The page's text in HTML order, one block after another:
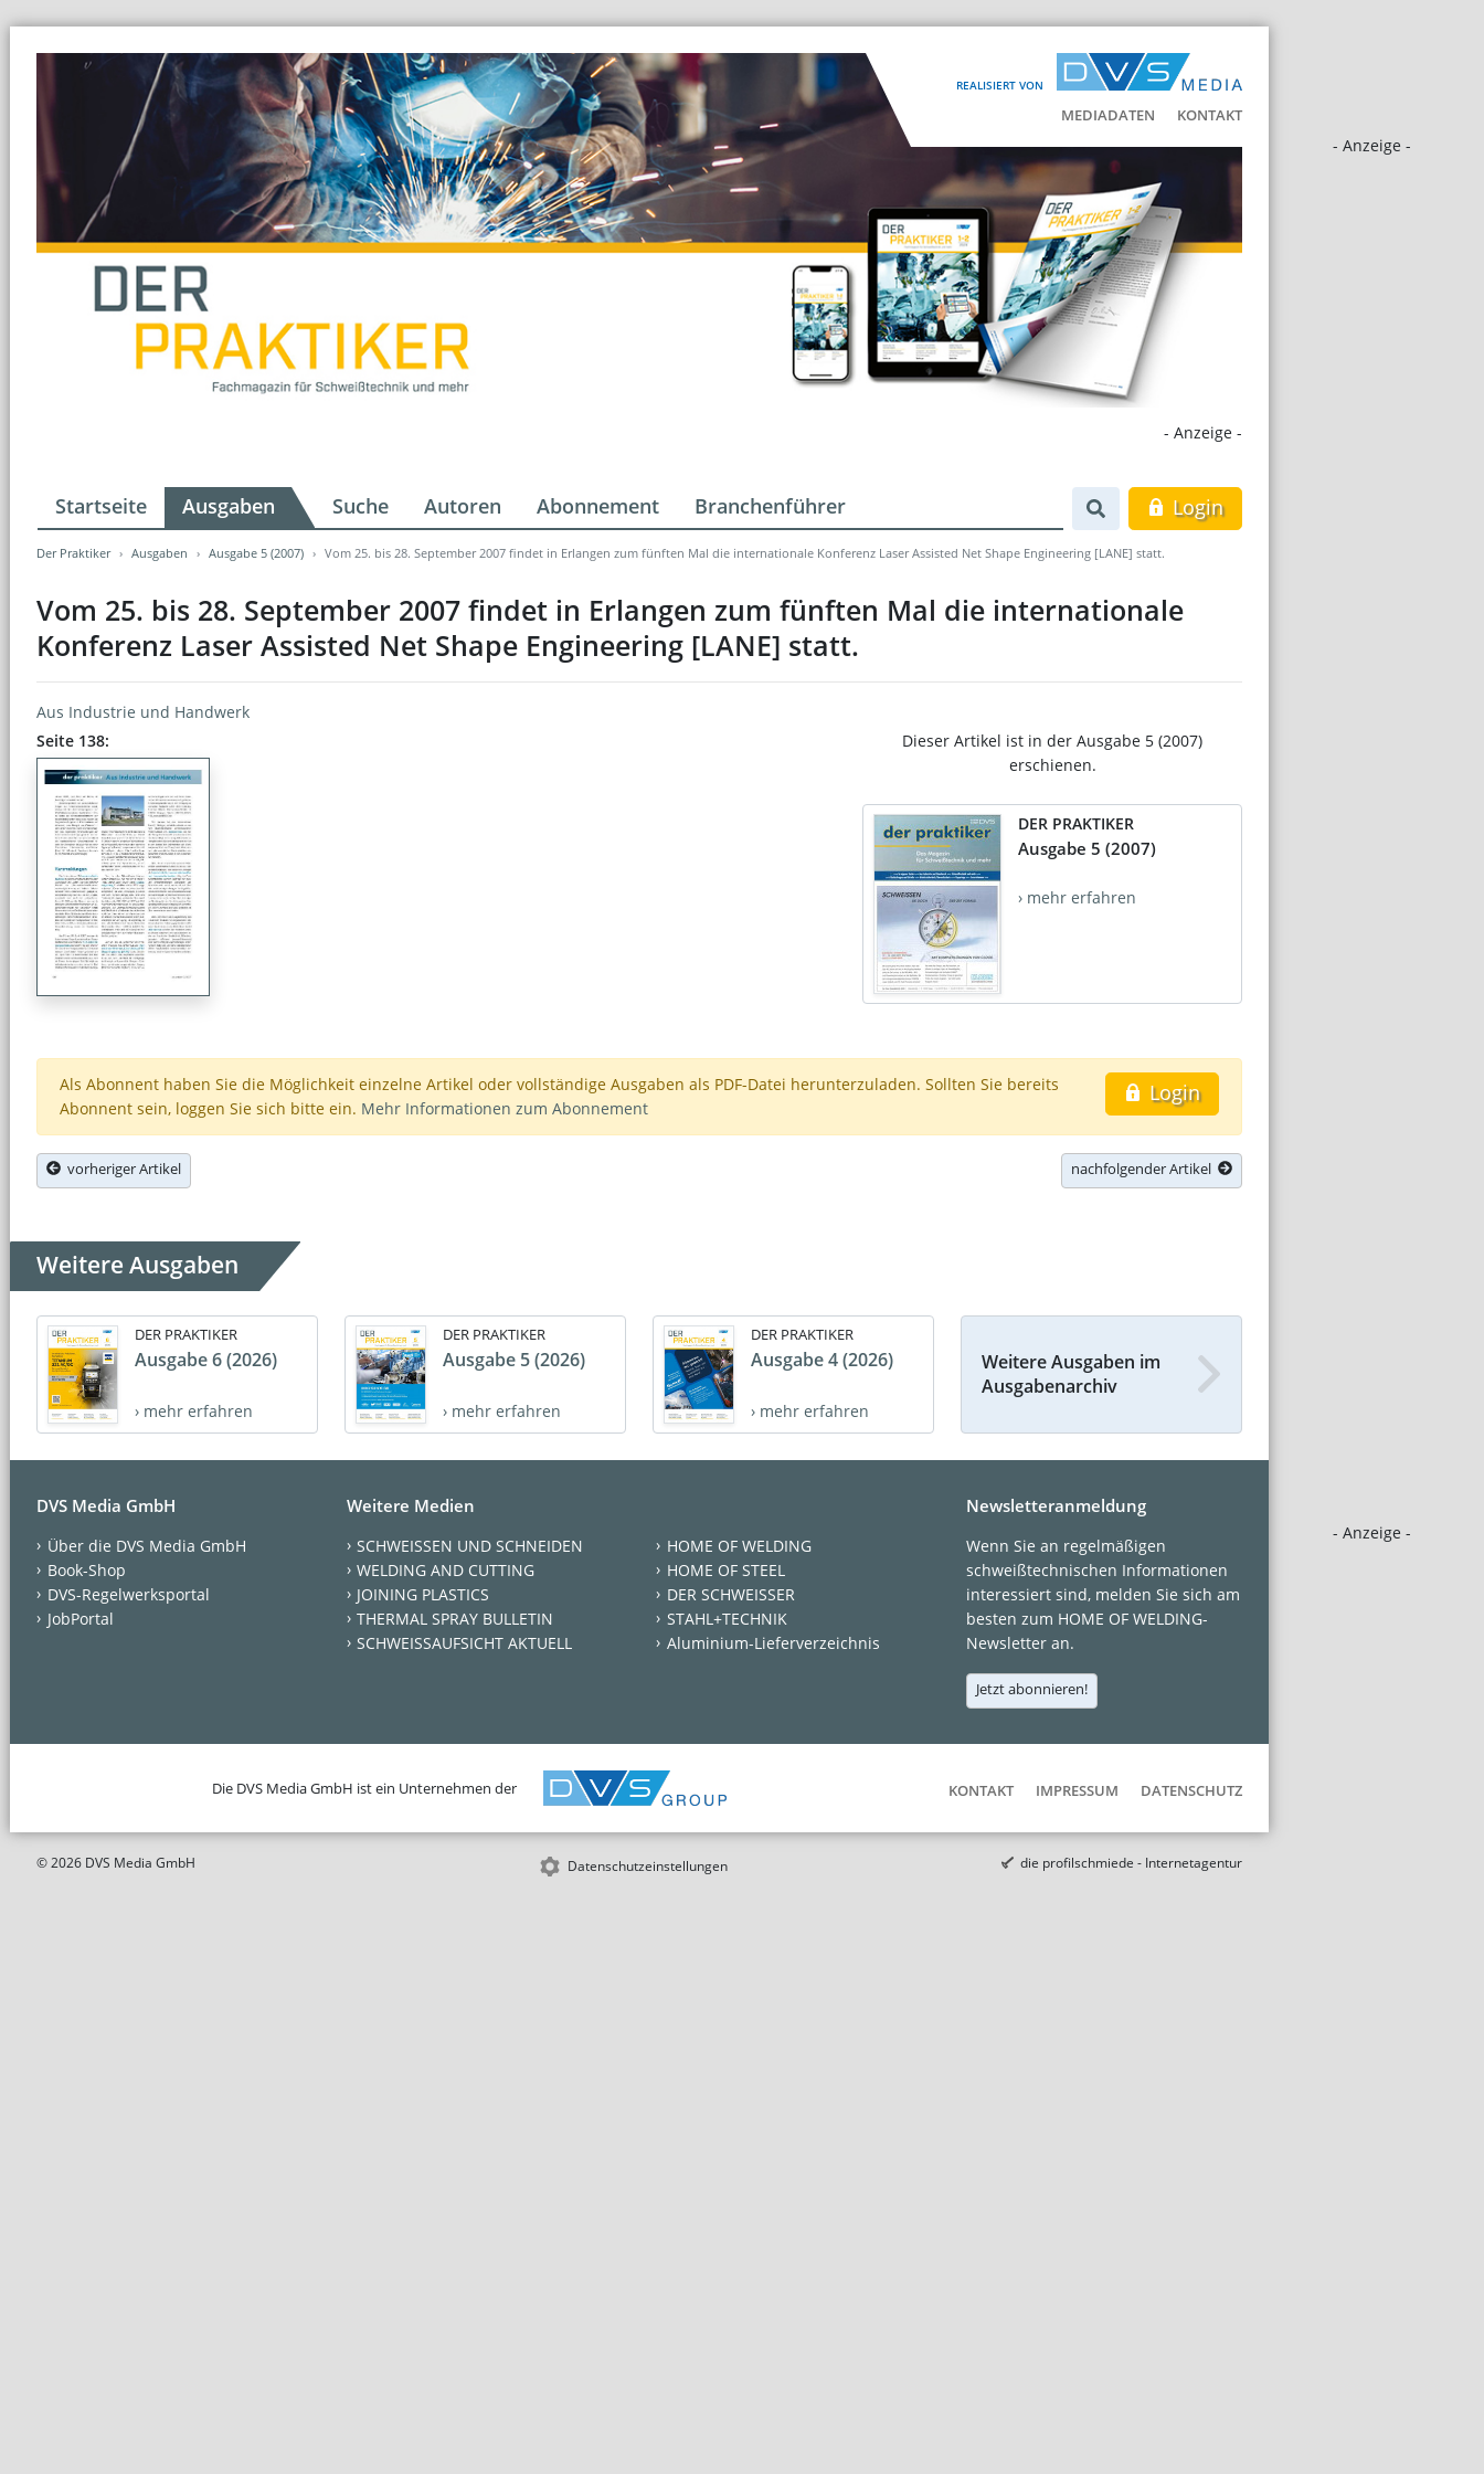
REALISIERT VON
MEDIADATEN KONTAKT
- Anzeige -
- Anzeige -
- Anzeige -
Startseite Ausgaben Suche Autoren Abonnement Branchenführer Login
Der Praktiker Ausgaben Ausgabe 5 (2007) Vom 25. bis 28. September 2007 findet in Erlangen zum fünften Mal die internationale Konferenz Laser Assisted Net Shape Engineering [LANE] statt.
Vom 25. bis 28. September 2007 findet in Erlangen zum fünften Mal die internationale
Konferenz Laser Assisted Net Shape Engineering [LANE] statt.
Aus Industrie und Handwerk
Seite 138:
Dieser Artikel ist in der Ausgabe 5 (2007)
erschienen.
DER PRAKTIKER
Ausgabe 5 (2007)
› mehr erfahren
Login
Als Abonnent haben Sie die Möglichkeit einzelne Artikel oder vollständige Ausgaben als PDF-Datei herunterzuladen. Sollten Sie bereits
Abonnent sein, loggen Sie sich bitte ein. Mehr Informationen zum Abonnement
vorheriger Artikel nachfolgender Artikel
Weitere Ausgaben
DER PRAKTIKER
Ausgabe 6 (2026)
› mehr erfahren
DER PRAKTIKER
Ausgabe 5 (2026)
› mehr erfahren
DER PRAKTIKER
Ausgabe 4 (2026)
› mehr erfahren
Weitere Ausgaben im
Ausgabenarchiv
DVS Media GmbH
Über die DVS Media GmbH
Book-Shop
DVS-Regelwerksportal
JobPortal
Weitere Medien
SCHWEISSEN UND SCHNEIDEN
WELDING AND CUTTING
JOINING PLASTICS
THERMAL SPRAY BULLETIN
SCHWEISSAUFSICHT AKTUELL
HOME OF WELDING
HOME OF STEEL
DER SCHWEISSER
STAHL+TECHNIK
Aluminium-Lieferverzeichnis
Newsletteranmeldung
Wenn Sie an regelmäßigen
schweißtechnischen Informationen
interessiert sind, melden Sie sich am
besten zum HOME OF WELDING-
Newsletter an.
Jetzt abonnieren!
Die DVS Media GmbH ist ein Unternehmen der KONTAKT IMPRESSUM DATENSCHUTZ
© 2026 DVS Media GmbH Datenschutzeinstellungen die profilschmiede - Internetagentur